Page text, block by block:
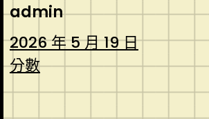
admin
2026 年 5 月 19 日
分數